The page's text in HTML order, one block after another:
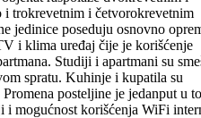
i trokrevetnim i četvorokrevetnim
jedinice poseduju osnovno
i klima uređaj čije je korišćenje
Studiji i apartmani su
spratu. Kuhinje i kupatila su
posteljine je jedanput u
i mogućnost korišćenja WiFi